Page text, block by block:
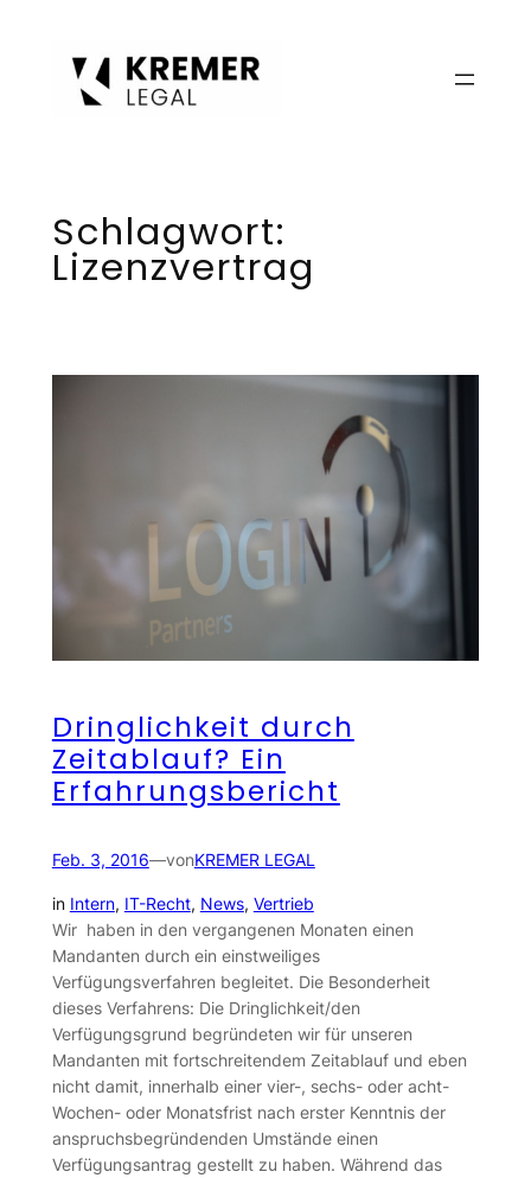
Schlagwort:
Lizenzvertrag
Dringlichkeit durch
Zeitablauf? Ein
Erfahrungsbericht
Feb. 3, 2016—vonKREMER LEGAL
in Intern, IT-Recht, News, Vertrieb
Wir haben in den vergangenen Monaten einen
Mandanten durch ein einstweiliges
Verfügungsverfahren begleitet. Die Besonderheit
dieses Verfahrens: Die Dringlichkeit/den
Verfügungsgrund begründeten wir für unseren
Mandanten mit fortschreitendem Zeitablauf und eben
nicht damit, innerhalb einer vier-, sechs- oder acht-
Wochen- oder Monatsfrist nach erster Kenntnis der
anspruchsbegründenden Umstände einen
Verfügungsantrag gestellt zu haben. Während das